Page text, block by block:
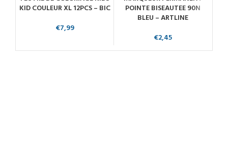
KID COULEUR XL 12PCS – BIC
€7,99
POINTE BISEAUTEE 90N
BLEU – ARTLINE
€2,45